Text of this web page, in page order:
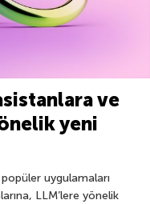
ve
yeni
uygulamaları
LLM’lere yönelik